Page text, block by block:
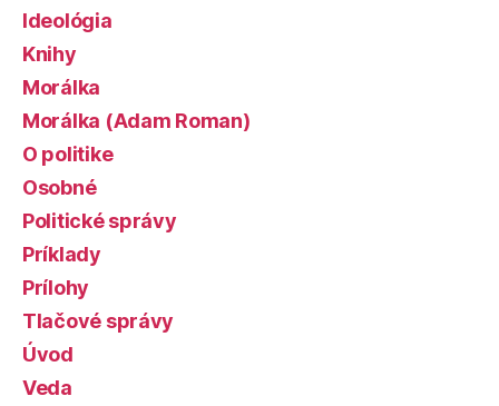
Ideológia
Knihy
Morálka
Morálka (Adam Roman)
O politike
Osobné
Politické správy
Príklady
Prílohy
Tlačové správy
Úvod
Veda